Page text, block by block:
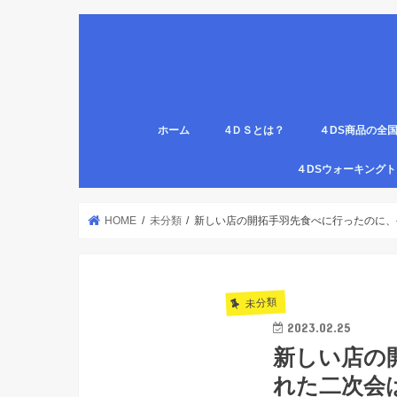
ホーム 4ＤＳとは？
医療従事者,学生のための語呂合わせ
４DS商品の全
４DSの公認ク
4DS腸腹ペタベ
４DS螺旋ソック
４DSウォーキン
HOME 未分類 新しい店の開拓手羽先食べに行ったのに
未分類
2023.02.25
新しい店の
れた二次会